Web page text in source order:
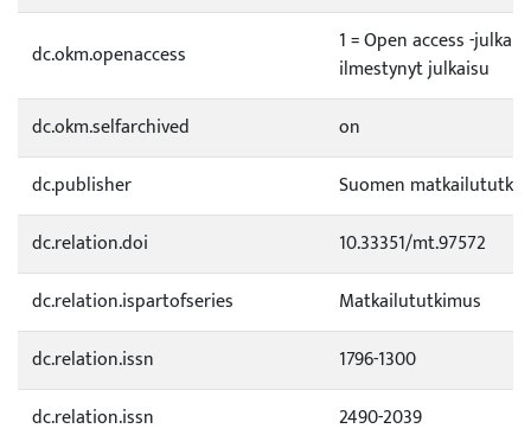
dc.okm.openaccess
1 = Open access -
ilmestynyt julkaisu
dc.okm.selfarchived
on
dc.publisher
Suomen
dc.relation.doi
10.33351/mt.97572
dc.relation.ispartofseries
Matkailututkimus
dc.relation.issn
1796-1300
dc.relation.issn
2490-2039